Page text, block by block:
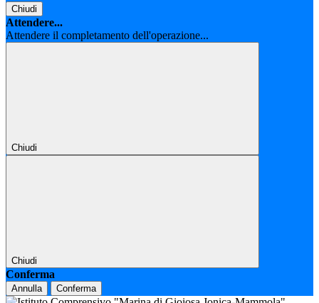
Chiudi
Attendere...
Attendere il completamento dell'operazione...
Chiudi
Chiudi
Conferma
Annulla Conferma